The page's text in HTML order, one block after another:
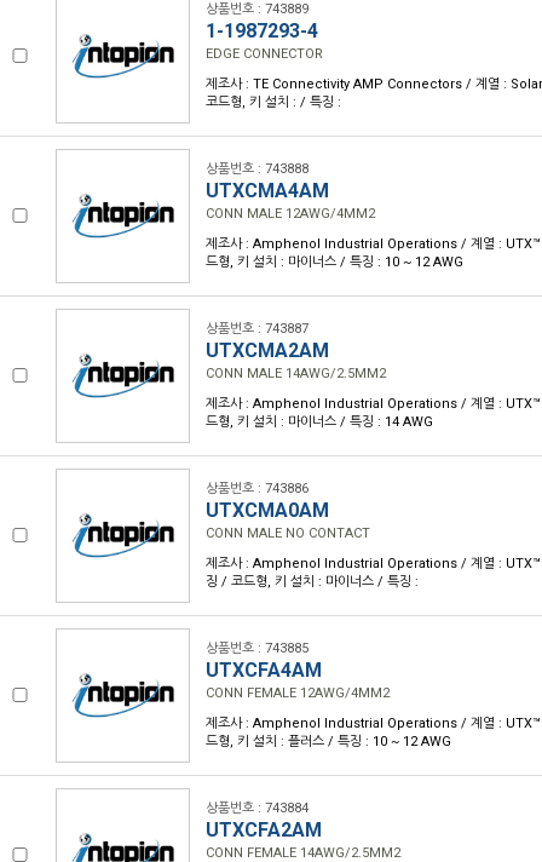
상품번호 : 743889
1-1987293-4
EDGE CONNECTOR
제조사 : TE Connectivity AMP Connectors / 계열 :
코드형, 키 설치 : / 특징 :
상품번호 : 743888
UTXCMA4AM
CONN MALE 12AWG/4MM2
제조사 : Amphenol Industrial Operations / 계열 : UTX™
드형, 키 설치 : 마이너스 / 특징 : 10 ~ 12 AWG
상품번호 : 743887
UTXCMA2AM
CONN MALE 14AWG/2.5MM2
제조사 : Amphenol Industrial Operations / 계열 : UTX™
드형, 키 설치 : 마이너스 / 특징 : 14 AWG
상품번호 : 743886
UTXCMA0AM
CONN MALE NO CONTACT
제조사 : Amphenol Industrial Operations / 계열 : UTX™
징 / 코드형, 키 설치 : 마이너스 / 특징 :
상품번호 : 743885
UTXCFA4AM
CONN FEMALE 12AWG/4MM2
제조사 : Amphenol Industrial Operations / 계열 : UTX™
드형, 키 설치 : 플러스 / 특징 : 10 ~ 12 AWG
상품번호 : 743884
UTXCFA2AM
CONN FEMALE 14AWG/2.5MM2